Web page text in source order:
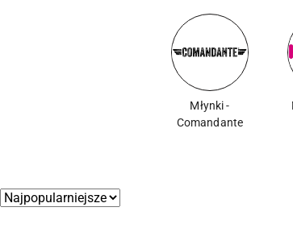
Młynki -
Comandante
Zastosowano
Sortuj